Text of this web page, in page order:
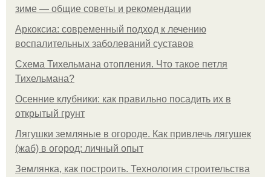
зиме — общие советы и рекомендации
Аркоксиа: современный подход к лечению
воспалительных заболеваний суставов
Схема Тихельмана отопления. Что такое петля
Тихельмана?
Осенние клубники: как правильно посадить их в
открытый грунт
Лягушки земляные в огороде. Как привлечь лягушек
(жаб) в огород: личный опыт
Землянка, как построить. Технология строительства